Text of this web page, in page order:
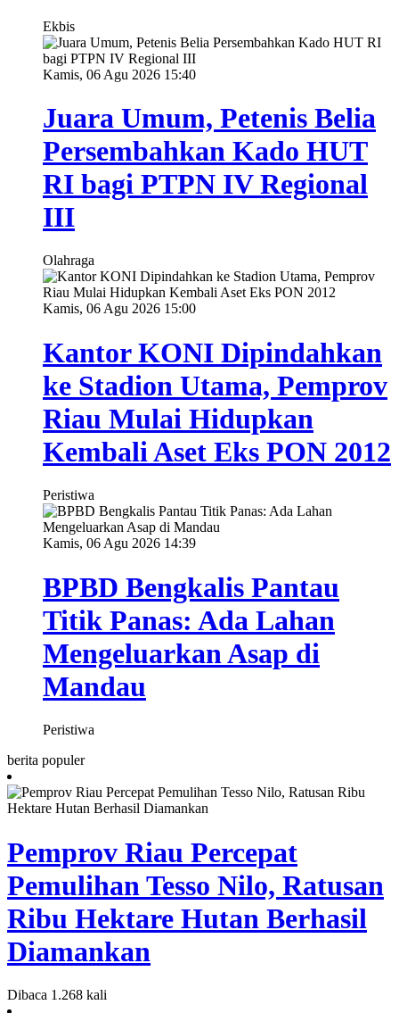
Ekbis
Kamis, 06 Agu 2026 15:40
Juara Umum, Petenis Belia
Persembahkan Kado HUT
RI bagi PTPN IV Regional
III
Olahraga
Kamis, 06 Agu 2026 15:00
Kantor KONI Dipindahkan
ke Stadion Utama, Pemprov
Riau Mulai Hidupkan
Kembali Aset Eks PON 2012
Peristiwa
Kamis, 06 Agu 2026 14:39
BPBD Bengkalis Pantau
Titik Panas: Ada Lahan
Mengeluarkan Asap di
Mandau
Peristiwa
berita populer
Pemprov Riau Percepat
Pemulihan Tesso Nilo, Ratusan
Ribu Hektare Hutan Berhasil
Diamankan
Dibaca 1.268 kali